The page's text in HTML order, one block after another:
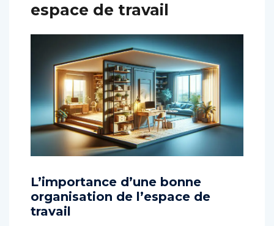
espace de travail
L’importance d’une bonne
organisation de l’espace de
travail